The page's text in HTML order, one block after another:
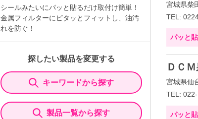
シールみたいにパッと貼るだけ取付け簡単！
金属フィルターにピタッとフィットし、油汚
れを防ぐ！
探したい製品を変更する
キーワードから探す
製品一覧から探す
宮城県柴
TEL:
パッと
ＤＣ
宮城県仙
TEL:
パッと